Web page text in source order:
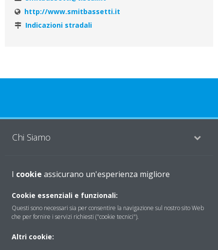
http://www.smitbassetti.it
Indicazioni stradali
Chi Siamo
Soluzioni
Contattaci
Periodo di supporto definito
I cookie assicurano un'esperienza migliore
Cookie essenziali e funzionali:
Questi sono necessari sia per consentire la navigazione sul nostro sito Web
che per fornire i servizi richiesti ("cookie tecnici").
Altri cookie: